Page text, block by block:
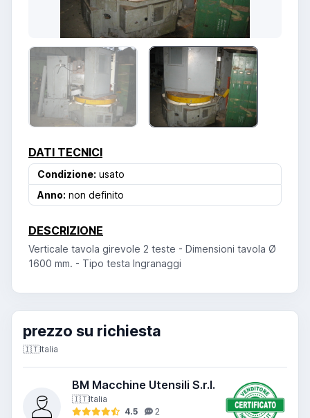
DATI TECNICI
Condizione: usato
Anno: non definito
DESCRIZIONE
Verticale tavola girevole 2 teste - Dimensioni tavola Ø
1600 mm. - Tipo testa Ingranaggi
prezzo su richiesta
🇮🇹Italia
BM Macchine Utensili S.r.l.
🇮🇹Italia
4.5
2